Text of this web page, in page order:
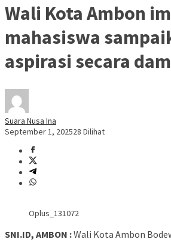
Wali Kota Ambon
mahasiswa
aspirasi secara
Suara Nusa Ina
September 1, 202528 Dilihat
Oplus_131072
SNI.ID, AMBON :Wali Kota Ambon